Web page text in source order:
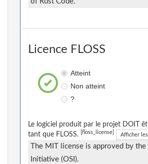
Licence FLOSS
Atteint
Non atteint
?
Le logiciel produit par le projet DOIT
tant que FLOSS.
[floss_license] Afficher
The MIT license is approved by
Initiative (OSI).